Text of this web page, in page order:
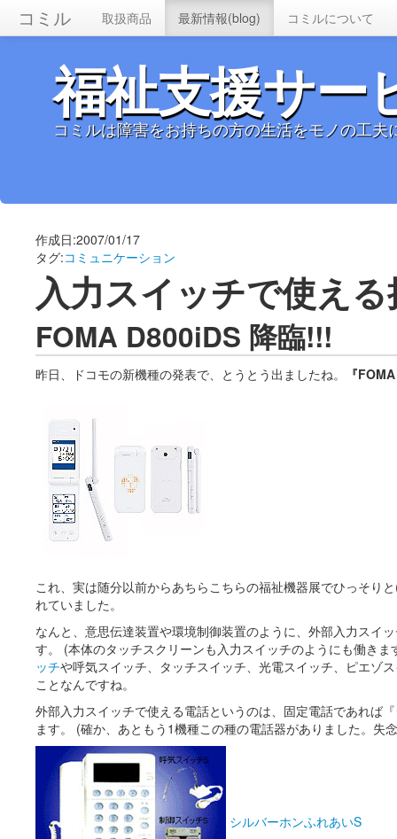
コミル 取扱商品 最新情報(blog) コミルについて
福祉支援サ
コミルは障害をお持ちの方の生活をモノの工
作成日:2007/01/17
タグ:コミュニケーション
入力スイッチで使え
FOMA D800iDS 降臨!!!
昨日、ドコモの新機種の発表で、とうとう出ましたね。 『
これ、実は随分以前からあちらこちらの福祉機器展でひっそり
れていました。
なんと、意思伝達装置や環境制御装置のように、外部入力スイ
す。 (本体のタッチスクリーンも入力スイッチのようにも働きま
ッチや呼気スイッチ、タッチスイッチ、光電スイッチ、ピエゾ
ことなんですね。
外部入力スイッチで使える電話というのは、固定電話であれば
ます。 (確か、あともう1機種この種の電話器がありました。失
シルバーホンふれあいS